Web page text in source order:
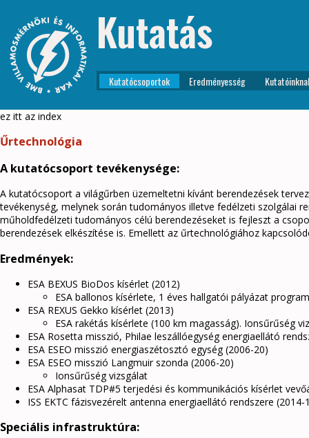
Kutatás
Kutatócsoportok Eredményesség
ez itt az index
Űrtechnológia
A kutatócsoport tevékenysége:
A kutatócsoport a világűrben üzemeltetni kívánt berendezések
tevékenység, melynek során tudományos illetve fedélzeti szolgálai
műholdfedélzeti tudományos célú berendezéseket is fejleszt a
berendezések elkészítése is. Emellett az űrtechnológiához
Eredmények:
ESA BEXUS BioDos kísérlet (2012)
ESA ballonos kísérlete, 1 éves hallgatói pályázat
ESA REXUS Gekko kísérlet (2013)
ESA rakétás kísérlete (100 km magasság). Ionsűrűség
ESA Rosetta misszió, Philae leszállóegység energiaellátó
ESA ESEO misszió energiaszétosztó egység (2006-20)
ESA ESEO misszió Langmuir szonda (2006-20)
Ionsűrűség vizsgálat
ESA Alphasat TDP#5 terjedési és kommunikációs kísérlet
ISS EKTC fázisvezérelt antenna energiaellátó rendszere (2014-
Speciális infrastruktúra: